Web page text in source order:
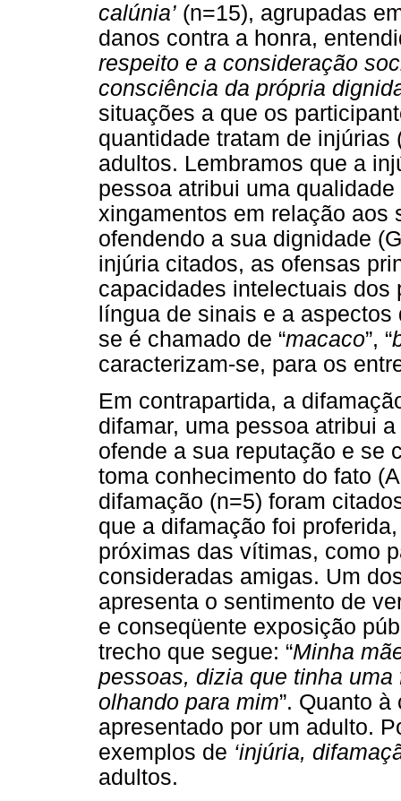
calúnia’ (n=15), agrupadas
danos contra a honra,
respeito e a consideração
consciência da própria
situações a que os
quantidade tratam de
adultos. Lembramos que a
pessoa atribui uma
xingamentos em relação
ofendendo a sua dignidade
injúria citados, as ofensas
capacidades intelectuais dos
língua de sinais e a
se é chamado de “macaco”, “
caracterizam-se, para os
Em contrapartida, a
difamar, uma pessoa atribui
ofende a sua reputação e se
toma conhecimento do fato
difamação (n=5) foram
que a difamação foi
próximas das vítimas, como
consideradas amigas. Um
apresenta o sentimento de
e conseqüente exposição
trecho que segue: “Minha
pessoas, dizia que tinha
olhando para mim”. Quanto
apresentado por um adulto.
exemplos de ‘injúria,
adultos.